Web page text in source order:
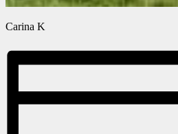
Carina K